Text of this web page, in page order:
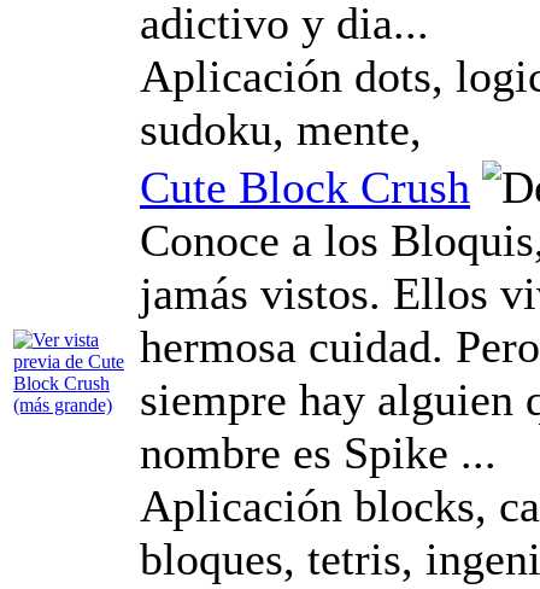
adictivo y dia...
Aplicación dots,
sudoku, mente,
Cute Block Crush
Conoce a los
jamás vistos. Ellos
hermosa cuidad.
siempre hay alguien
nombre es Spike ...
Aplicación blocks,
bloques, tetris,